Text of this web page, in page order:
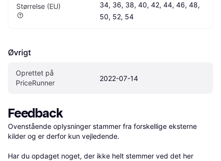
Størrelse (EU)
34, 36, 38, 40, 42, 44, 46, 48,
50, 52, 54
Øvrigt
Oprettet på
PriceRunner
2022-07-14
Feedback
Ovenstående oplysninger stammer fra forskellige eksterne
kilder og er derfor kun vejledende.
Har du opdaget noget, der ikke helt stemmer ved det her